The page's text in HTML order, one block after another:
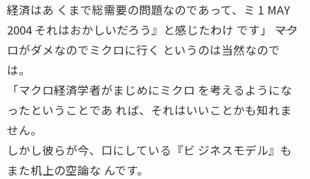
経済はあ くまで総需要の問題なのであって、ミ 1 MAY
2004 それはおかしいだろう』と感じたわけ です」 ――マク
ロがダメなのでミクロに行く というのは当然なので
は。
「マクロ経済学者がまじめにミクロ を考えるようにな
ったということであ れば、それはいいことかも知れま
せん。
しかし彼らが今、口にしている『ビ ジネスモデル』も
また机上の空論な んです。